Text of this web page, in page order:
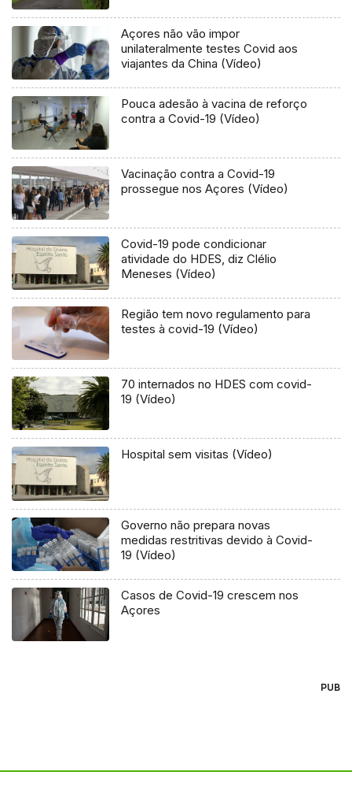
Açores não vão impor
unilateralmente testes Covid aos
viajantes da China (Vídeo)
Pouca adesão à vacina de reforço
contra a Covid-19 (Vídeo)
Vacinação contra a Covid-19
prossegue nos Açores (Vídeo)
Covid-19 pode condicionar
atividade do HDES, diz Clélio
Meneses (Vídeo)
Região tem novo regulamento para
testes à covid-19 (Vídeo)
70 internados no HDES com covid-
19 (Vídeo)
Hospital sem visitas (Vídeo)
Governo não prepara novas
medidas restritivas devido à Covid-
19 (Vídeo)
Casos de Covid-19 crescem nos
Açores
PUB